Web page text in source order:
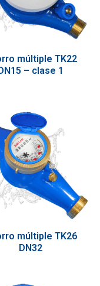
múltiple TK22
– clase 1
múltiple TK26
DN32